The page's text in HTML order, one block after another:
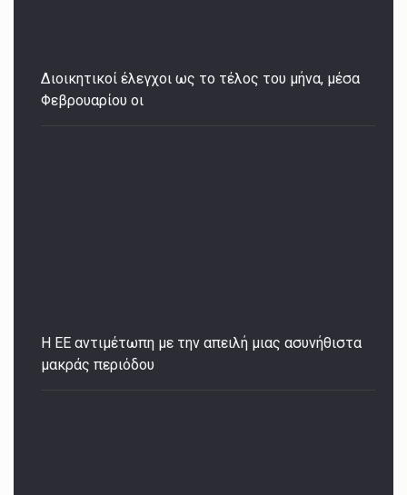
Διοικητικοί έλεγχοι ως το τέλος του μήνα, μέσα
Φεβρουαρίου οι
H ΕΕ αντιμέτωπη με την απειλή μιας ασυνήθιστα
μακράς περιόδου